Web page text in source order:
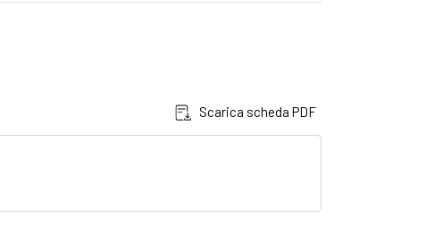
Scarica scheda PDF